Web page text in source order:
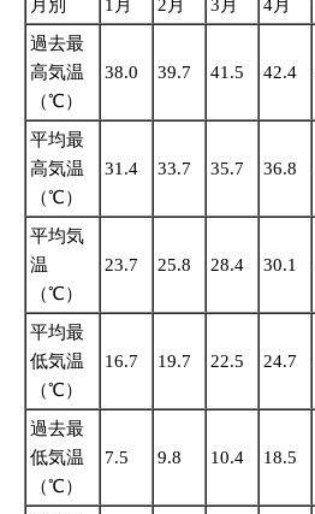
月別
1月 2月 3月 4月
過去最
高気温
（℃）
38.0 39.7 41.5 42.4
平均最
高気温
（℃）
31.4 33.7 35.7 36.8
平均気
温
（℃）
23.7 25.8 28.4 30.1
平均最
低気温
（℃）
16.7 19.7 22.5 24.7
過去最
低気温
（℃）
7.5 9.8 10.4 18.5